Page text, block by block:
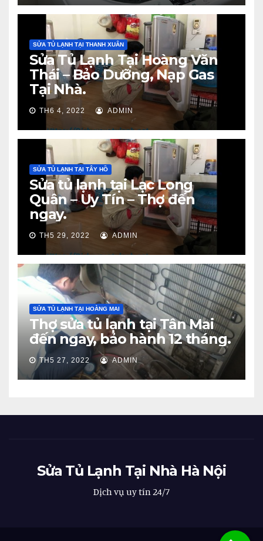
SỬA TỦ LẠNH TẠI THANH XUÂN
Sửa Tủ Lạnh Tại Hoàng Văn
Thái – Bảo Dưỡng, Nạp Gas
Tại Nhà.
TH6 4, 2022 ADMIN
SỬA TỦ LẠNH TẠI TÂY HỒ
Sửa tủ lạnh tại Lạc Long
Quân – Uy Tín – Thợ đến
ngay.
TH5 29, 2022 ADMIN
SỬA TỦ LẠNH TẠI HOÀNG MAI
Thợ sửa tủ lạnh tại Tân Mai
đến ngay, bảo hành 12 tháng.
TH5 27, 2022 ADMIN
Sửa Tủ Lạnh Tại Nhà Hà Nội
Dịch vụ uy tín 24/7